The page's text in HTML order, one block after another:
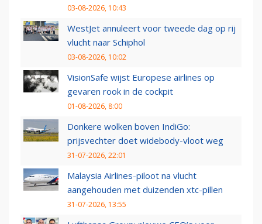
03-08-2026, 10:43
WestJet annuleert voor tweede dag op rij
vlucht naar Schiphol
03-08-2026, 10:02
VisionSafe wijst Europese airlines op
gevaren rook in de cockpit
01-08-2026, 8:00
Donkere wolken boven IndiGo:
prijsvechter doet widebody-vloot weg
31-07-2026, 22:01
Malaysia Airlines-piloot na vlucht
aangehouden met duizenden xtc-pillen
31-07-2026, 13:55